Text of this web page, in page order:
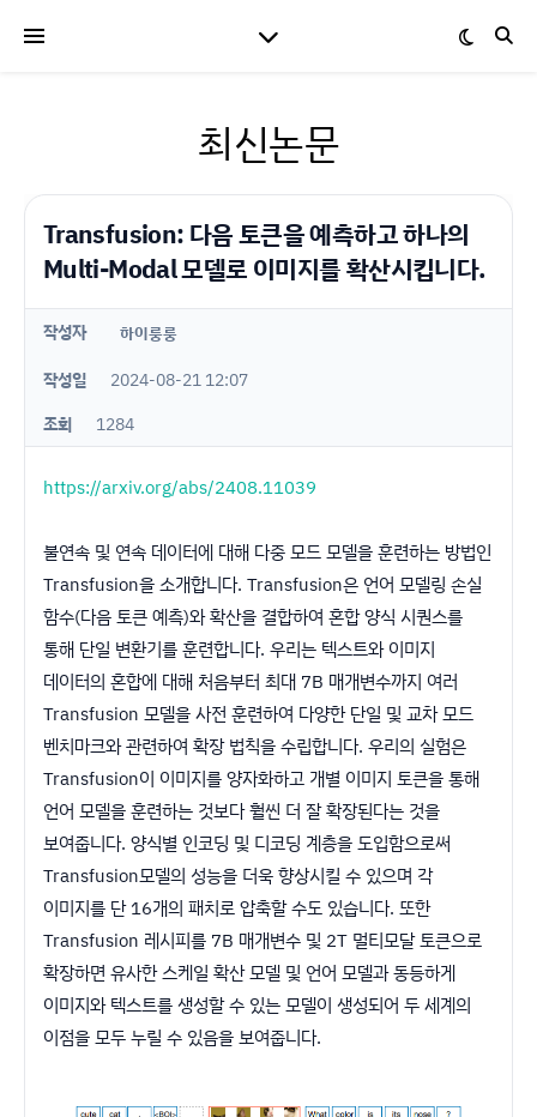
최신논문
Transfusion: 다음 토큰을 예측하고 하나의
Multi-Modal 모델로 이미지를 확산시킵니다.
작성자 하이룽룽
작성일
2024-08-21 12:07
조회
1284
https://arxiv.org/abs/2408.11039
불연속 및 연속 데이터에 대해 다중 모드 모델을 훈련하는 방법인
Transfusion을 소개합니다. Transfusion은 언어 모델링 손실
함수(다음 토큰 예측)와 확산을 결합하여 혼합 양식 시퀀스를
통해 단일 변환기를 훈련합니다. 우리는 텍스트와 이미지
데이터의 혼합에 대해 처음부터 최대 7B 매개변수까지 여러
Transfusion 모델을 사전 훈련하여 다양한 단일 및 교차 모드
벤치마크와 관련하여 확장 법칙을 수립합니다. 우리의 실험은
Transfusion이 이미지를 양자화하고 개별 이미지 토큰을 통해
언어 모델을 훈련하는 것보다 훨씬 더 잘 확장된다는 것을
보여줍니다. 양식별 인코딩 및 디코딩 계층을 도입함으로써
Transfusion모델의 성능을 더욱 향상시킬 수 있으며 각
이미지를 단 16개의 패치로 압축할 수도 있습니다. 또한
Transfusion 레시피를 7B 매개변수 및 2T 멀티모달 토큰으로
확장하면 유사한 스케일 확산 모델 및 언어 모델과 동등하게
이미지와 텍스트를 생성할 수 있는 모델이 생성되어 두 세계의
이점을 모두 누릴 수 있음을 보여줍니다.